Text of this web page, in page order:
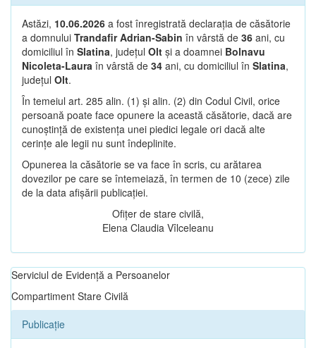
Astăzi, 10.06.2026 a fost înregistrată declarația de căsătorie
a domnului Trandafir Adrian-Sabin în vârstă de 36 ani, cu
domiciliul în Slatina, județul Olt și a doamnei Bolnavu
Nicoleta-Laura în vârstă de 34 ani, cu domiciliul în Slatina,
județul Olt.
În temeiul art. 285 alin. (1) și alin. (2) din Codul Civil, orice
persoană poate face opunere la această căsătorie, dacă are
cunoștință de existența unei piedici legale ori dacă alte
cerințe ale legii nu sunt îndeplinite.
Opunerea la căsătorie se va face în scris, cu arătarea
dovezilor pe care se întemeiază, în termen de 10 (zece) zile
de la data afișării publicației.
Ofițer de stare civilă,
Elena Claudia Vîlceleanu
Serviciul de Evidență a Persoanelor
Compartiment Stare Civilă
Publicație